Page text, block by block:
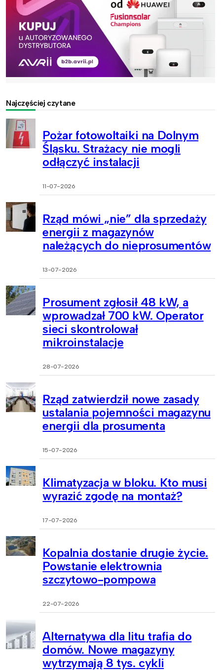
Najczęściej czytane
Pożar fotowoltaiki na Dolnym
Śląsku. Strażacy nie mogli
odłączyć instalacji
11-07-2026
Rząd mówi „nie” dla sprzedaży
energii z magazynów
należących do nieprosumentów
13-07-2026
Prosument zgłosił 48 kW, a
wprowadzał 700 kW. Operator
sieci skontrolował
mikroinstalacje
28-07-2026
Rząd zatwierdził nowe zasady
ustalania pojemności magazynu
energii dla prosumenta
15-07-2026
Klimatyzacja w bloku. Kto musi
wyrazić zgodę na montaż?
17-07-2026
Kopalnia dostanie drugie życie.
Powstanie elektrownia
szczytowo-pompowa
22-07-2026
Alternatywa dla litu trafia do
domów. Nowe magazyny
wytrzymają 8 tys. cykli